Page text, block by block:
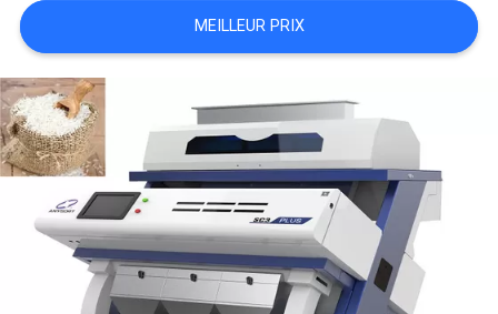
UNE
CITATION
PLAN
DU
MEILLEUR PRIX